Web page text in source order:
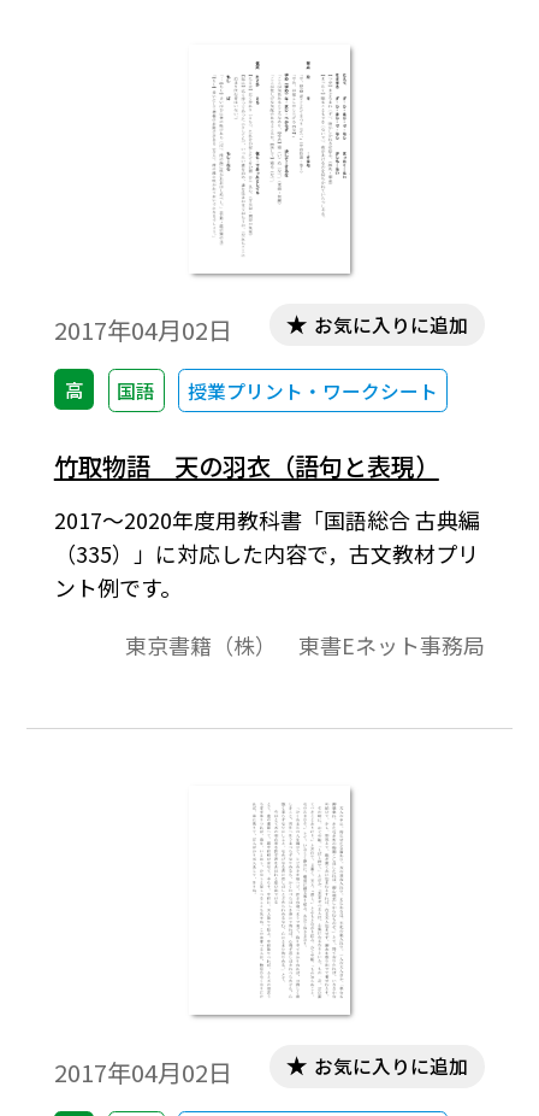
2017年04月02日
高 国語 授業プリント・ワークシート
お気に入りに追加
竹取物語 天の羽衣（語句と表現）
2017～2020年度用教科書「国語総合 古典編
（335）」に対応した内容で，古文教材プリ
ント例です。
東京書籍（株） 東書Eネット事務局
2017年04月02日 お気に入りに追加